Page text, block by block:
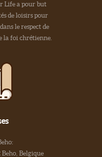
Life a pour but
de loisirs pour
le respect de
la foi chrétienne.
Beho, Belgique